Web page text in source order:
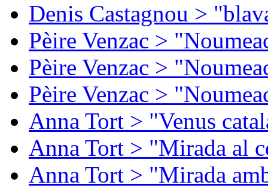
Denis Castagnou >
Pèire Venzac >
Pèire Venzac >
Pèire Venzac >
Anna Tort > "Venus
Anna Tort > "Mirada al
Anna Tort > "Mirada